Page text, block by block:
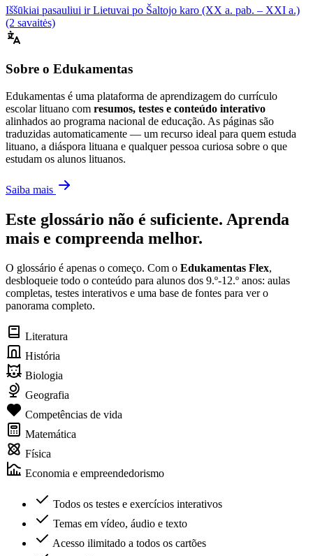
Iššūkiai pasauliui ir Lietuvai po Šaltojo karo (XX a. pab. – XXI a.)
(2 savaitės)
Sobre o Edukamentas
Edukamentas é uma plataforma de aprendizagem do currículo
escolar lituano com resumos, testes e conteúdo interativo
alinhados ao programa nacional de educação. As páginas são
traduzidas automaticamente — um recurso ideal para quem estuda
lituano, a diáspora lituana e qualquer pessoa curiosa sobre o que
estudam os alunos lituanos.
Saiba mais
Este glossário não é suficiente. Aprenda
mais e compreenda melhor.
O glossário é apenas o começo. Com o Edukamentas Flex,
desbloqueie todo o conteúdo para alunos dos 9.º-12.º anos: aulas
completas, testes interativos e uma base de fontes para ver o
panorama completo.
Literatura
História
Biologia
Geografia
Competências de vida
Matemática
Física
Economia e empreendedorismo
Todos os testes e exercícios interativos
Temas em vídeo, áudio e texto
Acesso ilimitado a todos os cartões